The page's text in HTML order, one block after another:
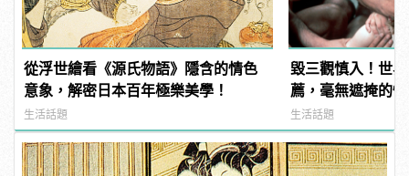
從浮世繪看《源氏物語》隱含的情色
意象，解密日本百年極樂美學！
生活話題
毀三觀慎入！世
薦，毫無遮掩的
噁心到極致！ |
男
生活話題